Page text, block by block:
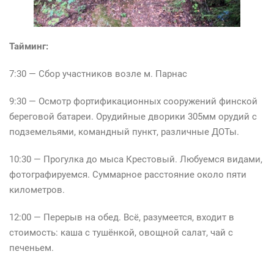
Тайминг:
7:30 — Сбор участников возле м. Парнас
9:30 — Осмотр фортификационных сооружений финской
береговой батареи. Орудийные дворики 305мм орудий с
подземельями, командный пункт, различные ДОТы.
10:30 — Прогулка до мыса Крестовый. Любуемся видами,
фотографируемся. Суммарное расстояние около пяти
километров.
12:00 — Перерыв на обед. Всё, разумеется, входит в
стоимость: каша с тушёнкой, овощной салат, чай с
печеньем.